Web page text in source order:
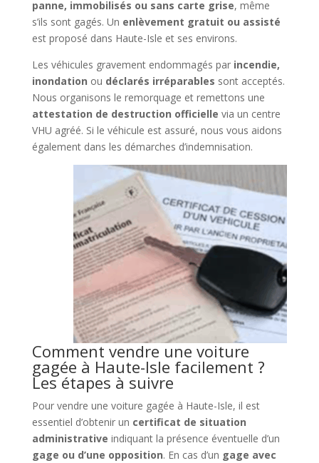
panne, immobilisés ou sans carte grise, même
s’ils sont gagés. Un enlèvement gratuit ou assisté
est proposé dans Haute-Isle et ses environs.
Les véhicules gravement endommagés par incendie,
inondation ou déclarés irréparables sont acceptés.
Nous organisons le remorquage et remettons une
attestation de destruction officielle via un centre
VHU agréé. Si le véhicule est assuré, nous vous aidons
également dans les démarches d’indemnisation.
Comment vendre une voiture
gagée à Haute-Isle facilement ?
Les étapes à suivre
Pour vendre une voiture gagée à Haute-Isle, il est
essentiel d’obtenir un certificat de situation
administrative indiquant la présence éventuelle d’un
gage ou d’une opposition. En cas d’un gage avec